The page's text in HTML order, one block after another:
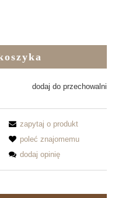
dodaj do przechowalni
zapytaj o produkt
poleć znajomemu
dodaj opinię